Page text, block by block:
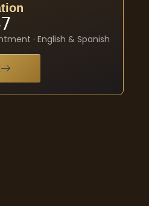
· English & Spanish